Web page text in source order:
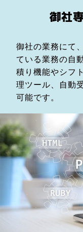
御社
御社の業務にて
ている業務の自
積り機能やシフ
理ツール、自動
可能です。